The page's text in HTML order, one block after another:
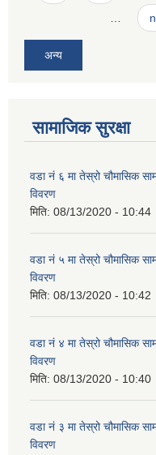
अन्य
सामाजिक सुरक्षा
वडा नं ६ मा तेस्रो चौमासिक
विवरण
मिति: 08/13/2020 - 10:44
वडा नं ५ मा तेस्रो चौमासिक
विवरण
मिति: 08/13/2020 - 10:42
वडा नं ४ मा तेस्रो चौमासिक
विवरण
मिति: 08/13/2020 - 10:40
वडा नं ३ मा तेस्रो चौमासिक
विवरण